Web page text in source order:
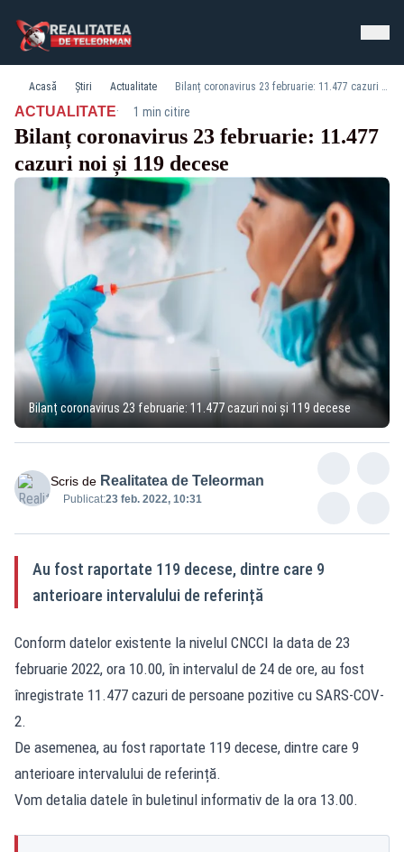
Acasă Știri Actualitate Bilanț coronavirus 23 februarie: 11.477 cazuri noi și 119 decese
ACTUALITATE· 1 min citire
Bilanț coronavirus 23 februarie: 11.477
cazuri noi și 119 decese
Bilanț coronavirus 23 februarie: 11.477 cazuri noi și 119 decese
Scris de Realitatea de Teleorman
Publicat:23 feb. 2022, 10:31
Au fost raportate 119 decese, dintre care 9
anterioare intervalului de referință
Conform datelor existente la nivelul CNCCI la data de 23
februarie 2022, ora 10.00, în intervalul de 24 de ore, au fost
înregistrate 11.477 cazuri de persoane pozitive cu SARS-COV-
2.
De asemenea, au fost raportate 119 decese, dintre care 9
anterioare intervalului de referință.
Vom detalia datele în buletinul informativ de la ora 13.00.